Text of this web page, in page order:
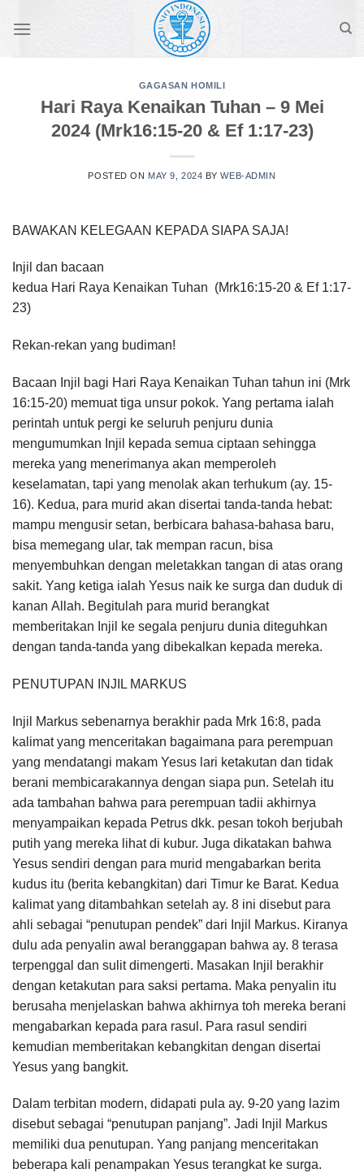
GAGASAN HOMILI
Hari Raya Kenaikan Tuhan – 9 Mei
2024 (Mrk16:15-20 & Ef 1:17-23)
POSTED ON MAY 9, 2024 BYWEB-ADMIN
BAWAKAN KELEGAAN KEPADA SIAPA SAJA!
Injil dan bacaan
kedua Hari Raya Kenaikan Tuhan (Mrk16:15-20 & Ef 1:17-
23)
Rekan-rekan yang budiman!
Bacaan Injil bagi Hari Raya Kenaikan Tuhan tahun ini (Mrk
16:15-20) memuat tiga unsur pokok. Yang pertama ialah
perintah untuk pergi ke seluruh penjuru dunia
mengumumkan Injil kepada semua ciptaan sehingga
mereka yang menerimanya akan memperoleh
keselamatan, tapi yang menolak akan terhukum (ay. 15-
16). Kedua, para murid akan disertai tanda-tanda hebat:
mampu mengusir setan, berbicara bahasa-bahasa baru,
bisa memegang ular, tak mempan racun, bisa
menyembuhkan dengan meletakkan tangan di atas orang
sakit. Yang ketiga ialah Yesus naik ke surga dan duduk di
kanan Allah. Begitulah para murid berangkat
memberitakan Injil ke segala penjuru dunia diteguhkan
dengan tanda-tanda yang dibekalkan kepada mereka.
PENUTUPAN INJIL MARKUS
Injil Markus sebenarnya berakhir pada Mrk 16:8, pada
kalimat yang menceritakan bagaimana para perempuan
yang mendatangi makam Yesus lari ketakutan dan tidak
berani membicarakannya dengan siapa pun. Setelah itu
ada tambahan bahwa para perempuan tadii akhirnya
menyampaikan kepada Petrus dkk. pesan tokoh berjubah
putih yang mereka lihat di kubur. Juga dikatakan bahwa
Yesus sendiri dengan para murid mengabarkan berita
kudus itu (berita kebangkitan) dari Timur ke Barat. Kedua
kalimat yang ditambahkan setelah ay. 8 ini disebut para
ahli sebagai “penutupan pendek” dari Injil Markus. Kiranya
dulu ada penyalin awal beranggapan bahwa ay. 8 terasa
terpenggal dan sulit dimengerti. Masakan Injil berakhir
dengan ketakutan para saksi pertama. Maka penyalin itu
berusaha menjelaskan bahwa akhirnya toh mereka berani
mengabarkan kepada para rasul. Para rasul sendiri
kemudian memberitakan kebangkitan dengan disertai
Yesus yang bangkit.
Dalam terbitan modern, didapati pula ay. 9-20 yang lazim
disebut sebagai “penutupan panjang”. Jadi Injil Markus
memiliki dua penutupan. Yang panjang menceritakan
beberapa kali penampakan Yesus terangkat ke surga.